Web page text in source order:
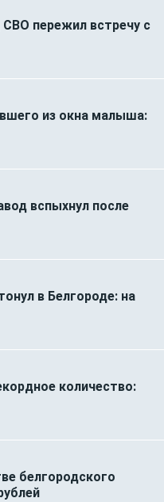
СВО пережил встречу с
из окна малыша:
вспыхнул после
в Белгороде: на
количество:
белгородского